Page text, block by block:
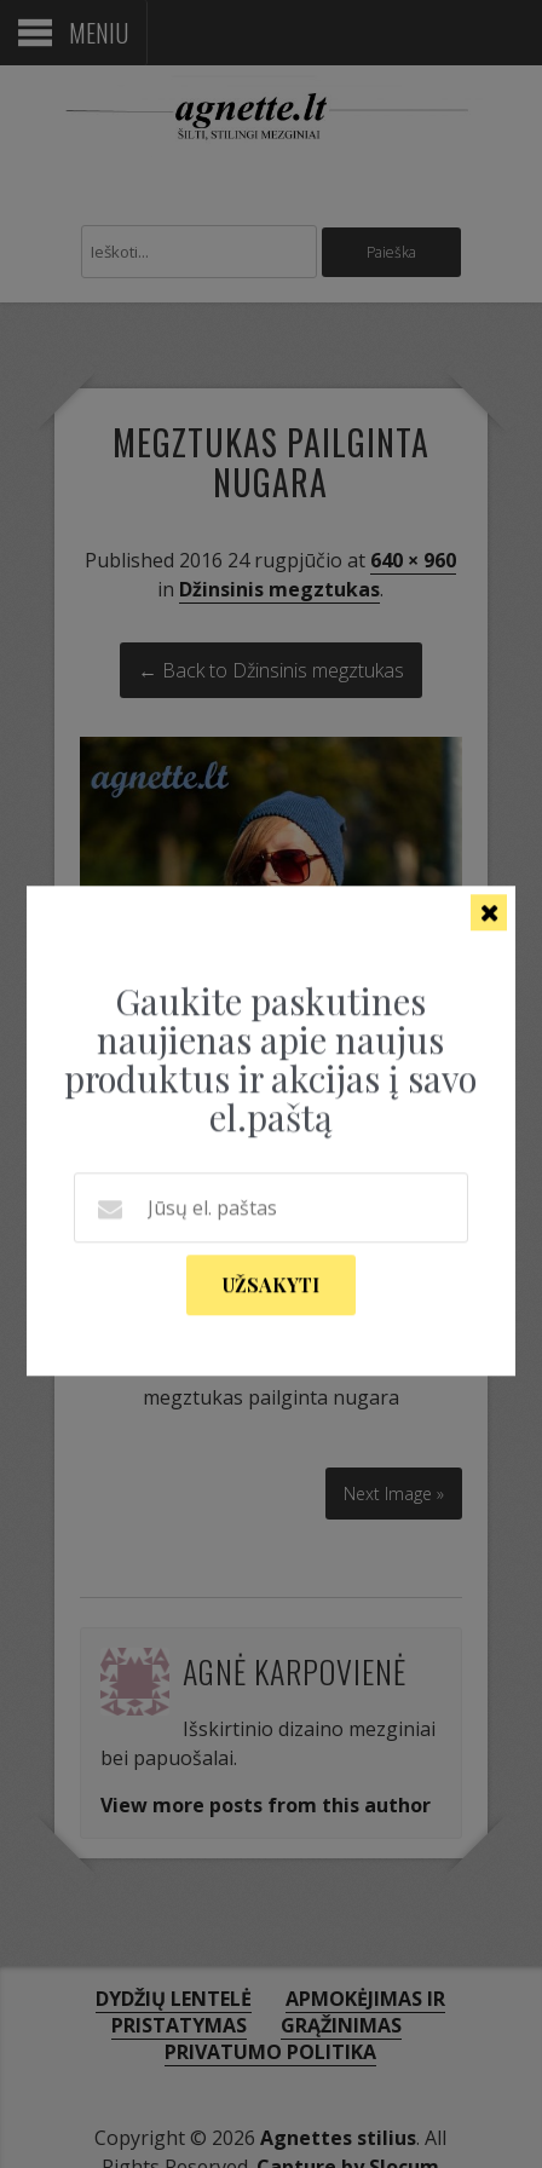
MENIU
MEGZTUKAS PAILGINTA
NUGARA
Published 2016 24 rugpjūčio at 640 × 960
in Džinsinis megztukas.
← Back to Džinsinis megztukas
megztukas pailginta nugara
Next Image »
AGNĖ KARPOVIENĖ
Išskirtinio dizaino mezginiai
bei papuošalai.
View more posts from this author
DYDŽIŲ LENTELĖ
APMOKĖJIMAS IR
PRISTATYMAS
GRĄŽINIMAS
PRIVATUMO POLITIKA
Copyright © 2026Agnettes stilius. All
Gaukite paskutines
naujienas apie naujus
produktus ir akcijas į savo
el.paštą
UŽSAKYTI